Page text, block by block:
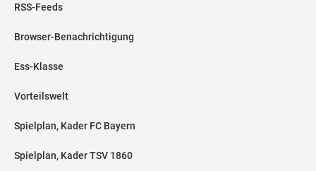
RSS-Feeds
Browser-Benachrichtigung
Ess-Klasse
Vorteilswelt
Spielplan, Kader FC Bayern
Spielplan, Kader TSV 1860